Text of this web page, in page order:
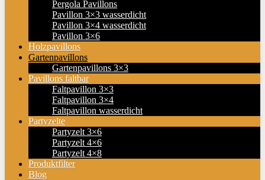
Pergola Pavillons
Pavillon 3×3 wasserdicht
Pavillon 3×4 wasserdicht
Pavillon 3×6
Holzpavillons
Gartenpavillons
Gartenpavillons 3×3
Pavillons faltbar
Faltpavillon 3×3
Faltpavillon 3×4
Faltpavillon wasserdicht
Partyzelte
Partyzelt 3×6
Partyzelt 4×6
Partyzelt 4×8
Produktfilter
Blog